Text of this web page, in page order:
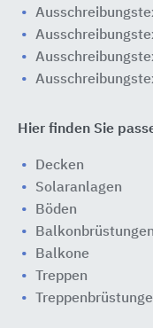
Hier finden Sie
Decken
Solaranlagen
Böden
Balkonbrüstungen
Balkone
Treppen